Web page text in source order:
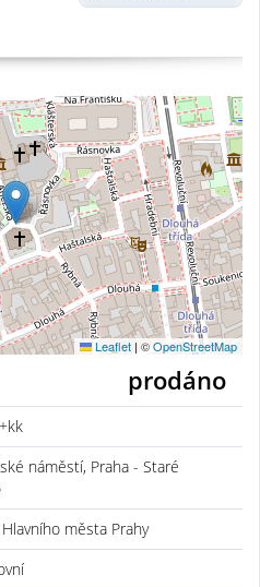
Leaflet | ©OpenStreetMap
prodáno
náměstí, Praha - Staré
města Prahy